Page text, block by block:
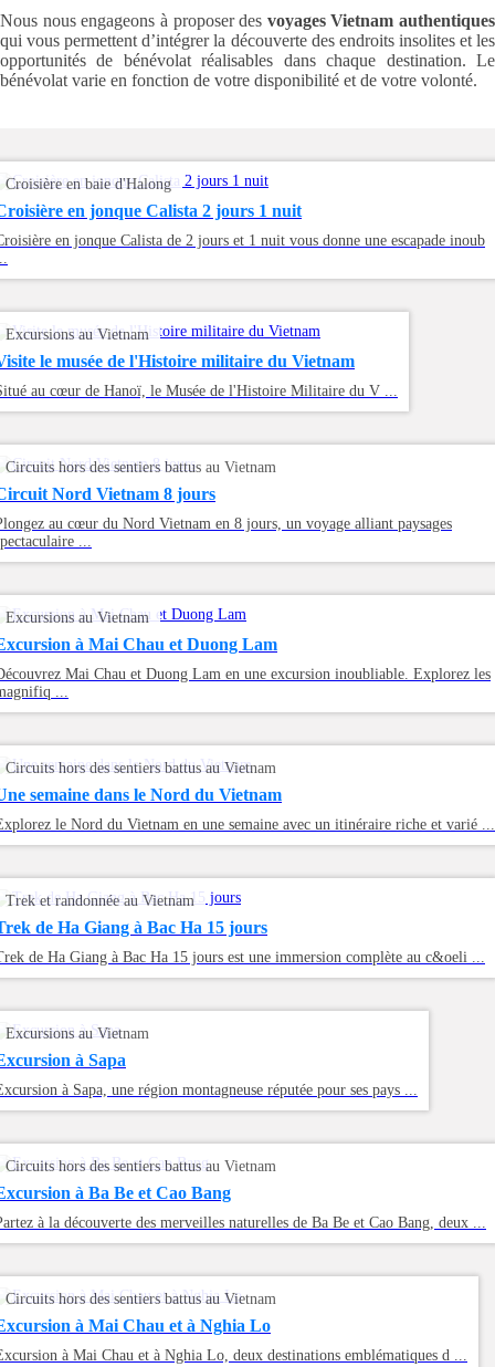
Nous nous engageons à proposer des voyages Vietnam authentiques
qui vous permettent d’intégrer la découverte des endroits insolites et les
opportunités de bénévolat réalisables dans chaque destination. Le
bénévolat varie en fonction de votre disponibilité et de votre volonté.
Croisière en baie d'Halong
en jonque Calista 2 jours 1 nuit
en jonque Calista de 2 jours et 1 nuit vous donne une escapade inoub
Excursions au Vietnam
le musée de l'Histoire militaire du Vietnam
au cœur de Hanoï, le Musée de l'Histoire Militaire du V ...
Circuits hors des sentiers battus au Vietnam
Nord Vietnam 8 jours
au cœur du Nord Vietnam en 8 jours, un voyage alliant paysages
...
Excursions au Vietnam
à Mai Chau et Duong Lam
Mai Chau et Duong Lam en une excursion inoubliable. Explorez les
...
Circuits hors des sentiers battus au Vietnam
semaine dans le Nord du Vietnam
le Nord du Vietnam en une semaine avec un itinéraire riche et varié ...
Trek et randonnée au Vietnam
de Ha Giang à Bac Ha 15 jours
de Ha Giang à Bac Ha 15 jours est une immersion complète au c&oeli ...
Excursions au Vietnam
à Sapa
à Sapa, une région montagneuse réputée pour ses pays ...
Circuits hors des sentiers battus au Vietnam
à Ba Be et Cao Bang
à la découverte des merveilles naturelles de Ba Be et Cao Bang, deux ...
Circuits hors des sentiers battus au Vietnam
à Mai Chau et à Nghia Lo
à Mai Chau et à Nghia Lo, deux destinations emblématiques d ...